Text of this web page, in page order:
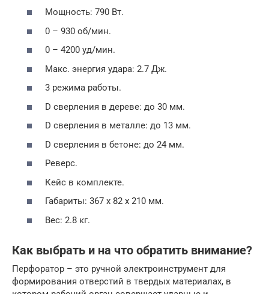
Мощность: 790 Вт.
0 – 930 об/мин.
0 – 4200 уд/мин.
Макс. энергия удара: 2.7 Дж.
3 режима работы.
D сверления в дереве: до 30 мм.
D сверления в металле: до 13 мм.
D сверления в бетоне: до 24 мм.
Реверс.
Кейс в комплекте.
Габариты: 367 х 82 х 210 мм.
Вес: 2.8 кг.
Как выбрать и на что обратить внимание?
Перфоратор – это ручной электроинструмент для
формирования отверстий в твердых материалах, в